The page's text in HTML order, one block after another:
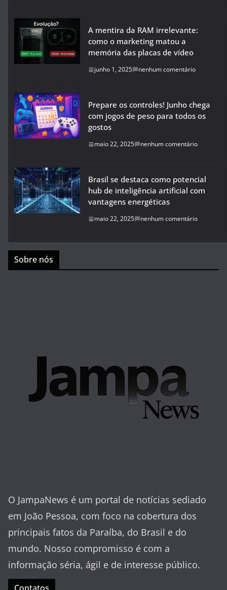
A mentira da RAM irrelevante:
como o marketing matou a
memória das placas de vídeo
junho 1, 2025 nenhum comentário
Prepare os controles! Junho chega
com jogos de peso para todos os
gostos
maio 22, 2025 nenhum comentário
Brasil se destaca como potencial
hub de inteligência artificial com
vantagens energéticas
maio 22, 2025 nenhum comentário
Sobre nós
O JampaNews é um portal de notícias sediado
em João Pessoa, com foco na cobertura dos
principais fatos da Paraíba, do Brasil e do
mundo. Nosso compromisso é com a
informação séria, ágil e de interesse público.